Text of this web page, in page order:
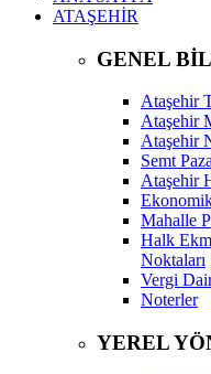
ATAŞEHİR
GENEL
Ataşehir
Ataşehir
Ataşehir
Semt
Ataşehir
Mahalle
Halk
Noktaları
Vergi
Noterler
YEREL